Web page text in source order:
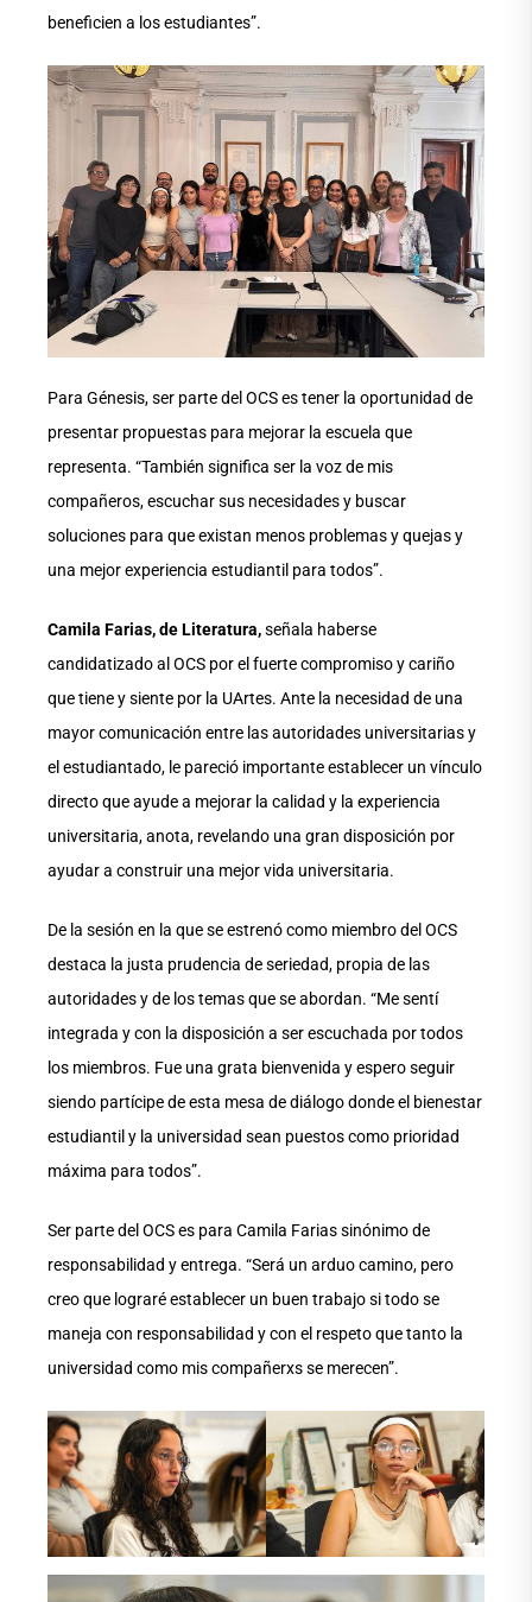
beneficien a los estudiantes”.
Para Génesis, ser parte del OCS es tener la oportunidad de
presentar propuestas para mejorar la escuela que
representa. “También significa ser la voz de mis
compañeros, escuchar sus necesidades y buscar
soluciones para que existan menos problemas y quejas y
una mejor experiencia estudiantil para todos”.
Camila Farias, de Literatura,señala haberse
candidatizado al OCS por el fuerte compromiso y cariño
que tiene y siente por la UArtes. Ante la necesidad de una
mayor comunicación entre las autoridades universitarias y
el estudiantado, le pareció importante establecer un vínculo
directo que ayude a mejorar la calidad y la experiencia
universitaria, anota, revelando una gran disposición por
ayudar a construir una mejor vida universitaria.
De la sesión en la que se estrenó como miembro del OCS
destaca la justa prudencia de seriedad, propia de las
autoridades y de los temas que se abordan. “Me sentí
integrada y con la disposición a ser escuchada por todos
los miembros. Fue una grata bienvenida y espero seguir
siendo partícipe de esta mesa de diálogo donde el bienestar
estudiantil y la universidad sean puestos como prioridad
máxima para todos”.
Ser parte del OCS es para Camila Farias sinónimo de
responsabilidad y entrega. “Será un arduo camino, pero
creo que lograré establecer un buen trabajo si todo se
maneja con responsabilidad y con el respeto que tanto la
universidad como mis compañerxs se merecen”.